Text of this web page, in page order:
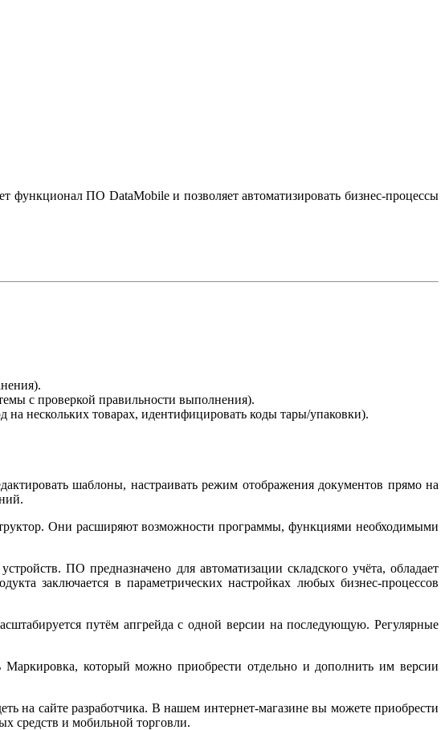
функционал ПО DataMobile и позволяет автоматизировать бизнес-процессы
с проверкой правильности выполнения).
нескольких товарах, идентифицировать коды тары/упаковки).
шаблоны, настраивать режим отображения документов прямо на
Они расширяют возможности программы, функциями необходимыми
ПО предназначено для автоматизации складского учёта, обладает
заключается в параметрических настройках любых бизнес-процессов
путём апгрейда с одной версии на последующую. Регулярные
который можно приобрести отдельно и дополнить им версии
на сайте разработчика. В нашем интернет-магазине вы можете приобрести
средств и мобильной торговли.